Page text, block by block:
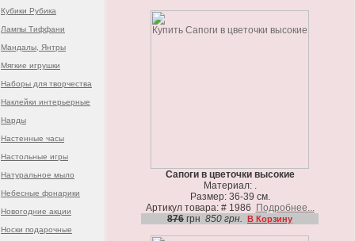
Кубики Рубика
Лампы Тиффани
Мандалы, Янтры
Мягкие игрушки
Наборы для творчества
Наклейки интерьерные
Нарды
Настенные часы
Настольные игры
Натуральное мыло
Небесные фонарики
Новогодние акции
Носки подарочные
Сапоги в цветочки высокие
Материал: .
Размер: 36-39 см.
Артикул товара: # 1986
Подробнее...
876 грн 850 грн. В Корзину